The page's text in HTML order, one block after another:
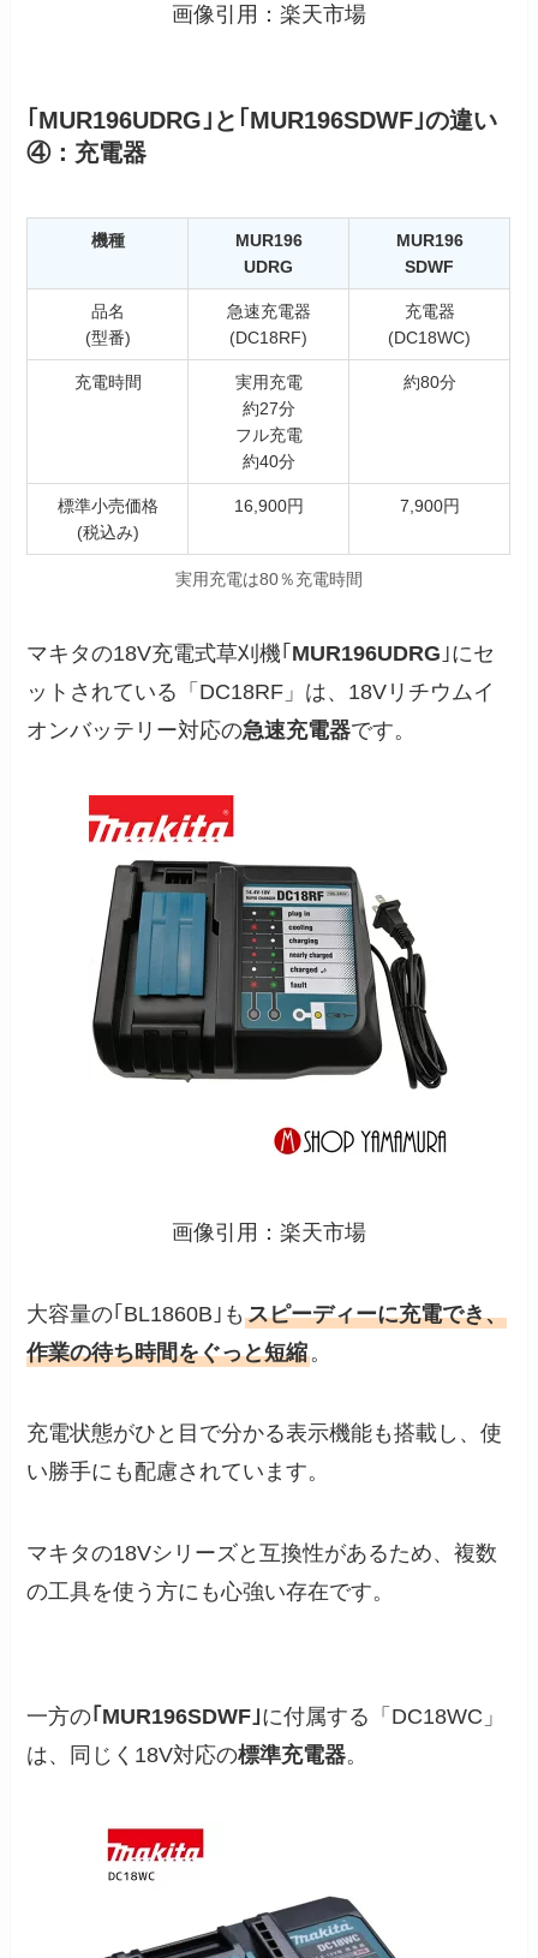
画像引用：楽天市場
｢MUR196UDRG｣と｢MUR196SDWF｣の違い
④：充電器
機種
MUR196
UDRG
MUR196
SDWF
品名
(型番)
急速充電器
(DC18RF)
充電器
(DC18WC)
充電時間
実用充電
約27分
フル充電
約40分
約80分
標準小売価格
(税込み)
16,900円 7,900円
実用充電は80％充電時間
マキタの18V充電式草刈機｢ MUR196UDRG ｣にセ
ットされている「DC18RF」は、18Vリチウムイ
オンバッテリー対応の急速充電器です。
画像引用：楽天市場
大容量の｢BL1860B｣もスピーディーに充電でき、
作業の待ち時間をぐっと短縮。
充電状態がひと目で分かる表示機能も搭載し、使
い勝手にも配慮されています。
マキタの18Vシリーズと互換性があるため、複数
の工具を使う方にも心強い存在です。
一方の｢MUR196SDWF｣に付属する「DC18WC」
は、同じく18V対応の標準充電器。